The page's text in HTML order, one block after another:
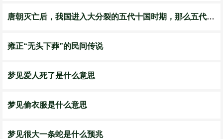
唐朝灭亡后，我国进入大分裂的五代十国时期，那么五代是指哪五代
雍正“无头下葬”的民间传说
梦见爱人死了是什么意思
梦见偷衣服是什么意思
梦见很大一条蛇是什么预兆